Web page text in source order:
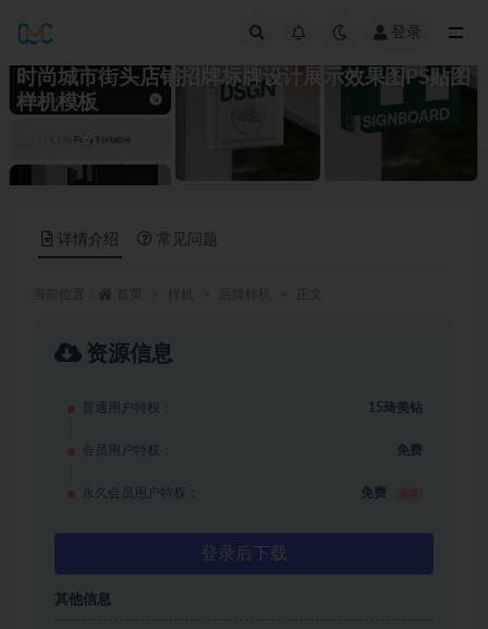
登录
时尚城市街头店铺招牌标牌设计展示效果图PS贴图
样机模板
15
详情介绍 常见问题
资源信息
普通用户特权： 15琦美钻
会员用户特权： 免费
永久会员用户特权： 免费
登录后下载
其他信息